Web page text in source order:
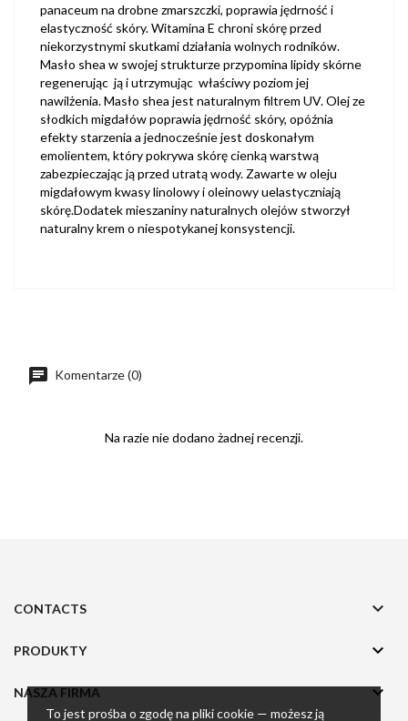
To jest prośba o zgodę na pliki cookie — możesz ją
panaceum na drobne zmarszczki, poprawia jędrność i
elastyczność skóry. Witamina E chroni skórę przed
niekorzystnymi skutkami działania wolnych rodników.
Masło shea w swojej strukturze przypomina lipidy skórne
regenerując ją i utrzymując właściwy poziom jej
nawilżenia. Masło shea jest naturalnym filtrem UV. Olej ze
słodkich migdałów poprawia jędrność skóry, opóźnia
efekty starzenia a jednocześnie jest doskonałym
emolientem, który pokrywa skórę cienką warstwą
zabezpieczając ją przed utratą wody. Zawarte w oleju
migdałowym kwasy linolowy i oleinowy uelastyczniają
skórę.Dodatek mieszaniny naturalnych olejów stworzył
naturalny krem o niespotykanej konsystencji.
Komentarze (0)
Na razie nie dodano żadnej recenzji.
CONTACTS 
PRODUKTY 
NASZA FIRMA 